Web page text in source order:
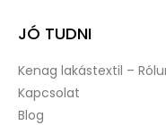
JÓ TUDNI
Kenag lakástextil –
Kapcsolat
Blog